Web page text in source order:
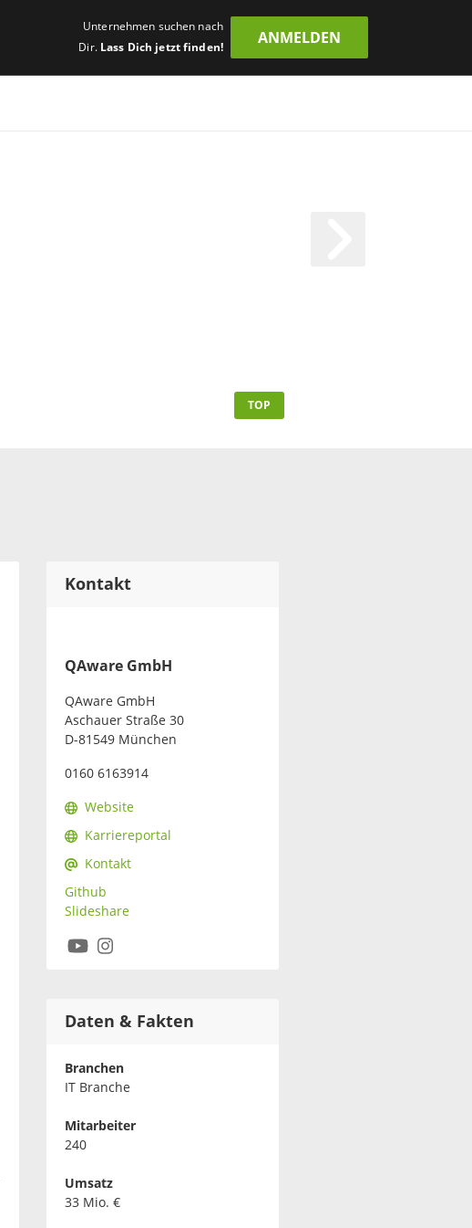
Unternehmen suchen nach
Dir. Lass Dich jetzt finden!
ANMELDEN
TOP
Kontakt
QAware GmbH
QAware GmbH
Aschauer Straße 30
D-81549 München
0160 6163914
Website
Karriereportal
Kontakt
Github
Slideshare
Daten & Fakten
Branchen
IT Branche
Mitarbeiter
240
Umsatz
33 Mio. €